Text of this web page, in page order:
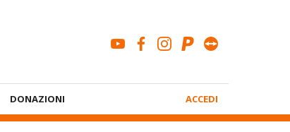
youtubefacebook
instagram
paypal
DONAZIONI
Account
ACCEDI